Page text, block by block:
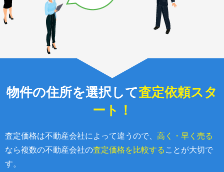
物件の住所を選択して査定依頼スタ
ート！
査定価格は不動産会社によって違うので、 高く・早く売る
なら複数の不動産会社の査定価格を比較する ことが大切で
す。